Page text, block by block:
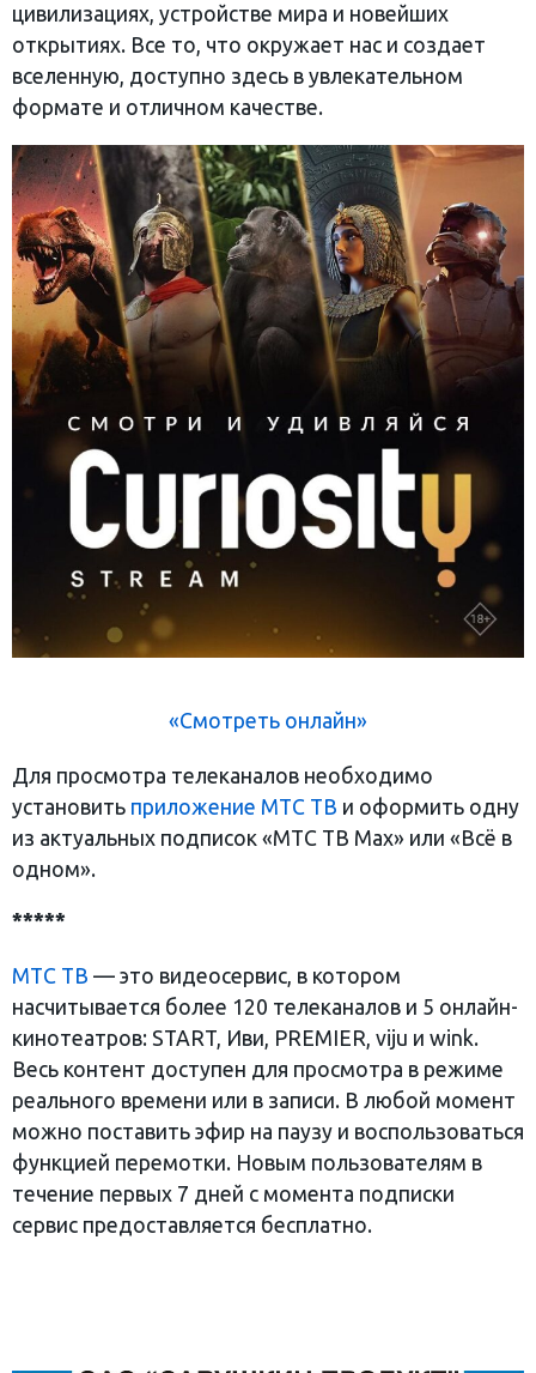
цивилизациях, устройстве мира и новейших
открытиях. Все то, что окружает нас и создает
вселенную, доступно здесь в увлекательном
формате и отличном качестве.
«Смотреть онлайн»
Для просмотра телеканалов необходимо
установить приложение МТС ТВ и оформить одну
из актуальных подписок «МТС ТВ Max» или «Всё в
одном».
*****
МТС ТВ — это видеосервис, в котором
насчитывается более 120 телеканалов и 5 онлайн-
кинотеатров: START, Иви, PREMIER, viju и wink.
Весь контент доступен для просмотра в режиме
реального времени или в записи. В любой момент
можно поставить эфир на паузу и воспользоваться
функцией перемотки. Новым пользователям в
течение первых 7 дней с момента подписки
сервис предоставляется бесплатно.